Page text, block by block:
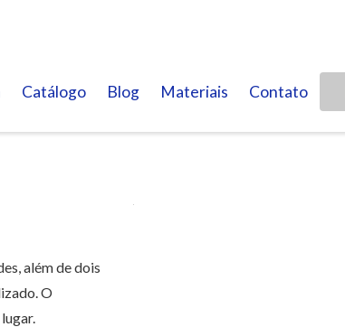
Catálogo Blog Materiais Contato
além de dois
O